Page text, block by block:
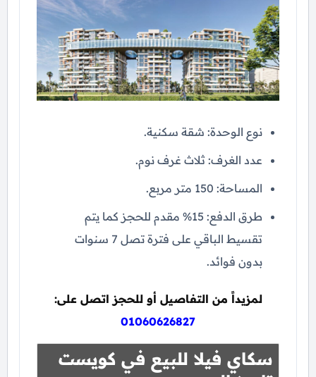
نوع الوحدة: شقة سكنية.
عدد الغرف: ثلاث غرف نوم.
المساحة: 150 متر مربع.
طرق الدفع: 15% مقدم للحجز كما يتم
تقسيط الباقي على فترة تصل 7 سنوات
بدون فوائد.
لمزيداً من التفاصيل أو للحجز اتصل على:
01060626827
سكاي فيلا للبيع في كويست